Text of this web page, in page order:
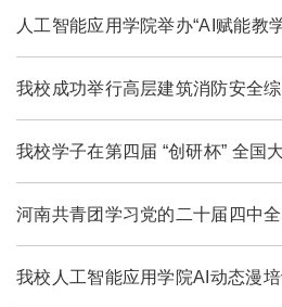
我校成功举行高层建筑消防安全